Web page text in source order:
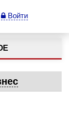
Войти